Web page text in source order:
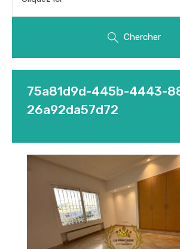
Chercher
75a81d9d-445b-4443-
26a92da57d72